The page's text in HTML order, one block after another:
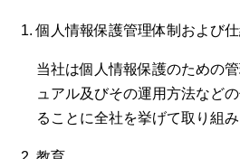
個人情報保護管理体制および
当社は個人情報保護のための
ュアル及びその運用方法など
ることに全社を挙げて取り組み